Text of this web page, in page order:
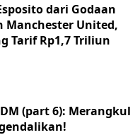
dari Godaan
Manchester United,
Tarif Rp1,7 Triliun
(part 6): Merangkul